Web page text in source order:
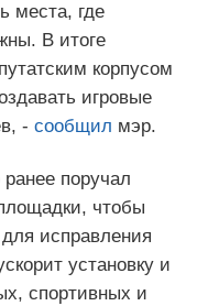
места, где
В итоге
корпусом
игровые
- сообщил мэр.
поручал
чтобы
исправления
установку и
спортивных и